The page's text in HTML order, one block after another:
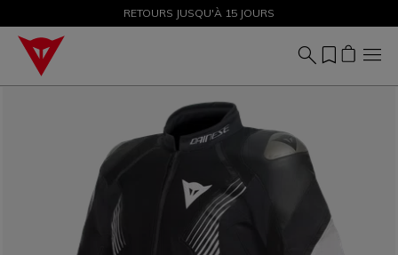
SOLDES JUSQU'À-50 % – ACHETEZ MAINTENANT
RETOURS JUSQU'À 15 JOURS